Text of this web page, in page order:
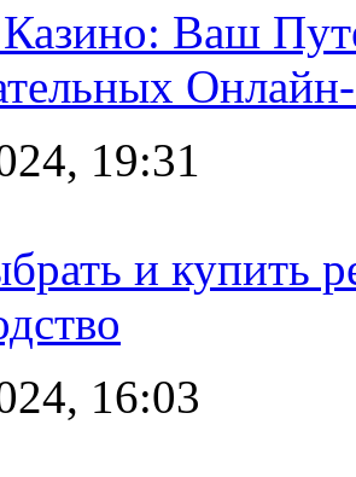
Ваш
19:31
и купить
16:03